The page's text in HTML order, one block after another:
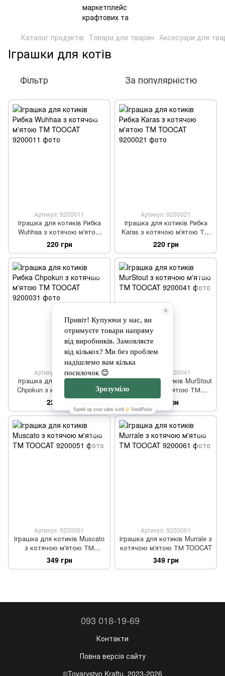
Каталог продуктів Товари для тварин Аксесуари для
Іграшки для котів
Фільтр За популярністю
Артикул: 9200011
Іграшка для котиків Рибка
Wuhhaa з котячою м'ятою
ТМ TOOCAT
220 грн
Артикул: 9200021
Іграшка для котиків Рибка
Karas з котячою м'ятою ТМ
TOOCAT
220 грн
Артикул: 9200031
Іграшка для котиків Рибка
Chpokun з котячою м'ятою
ТМ TOOCAT
220 грн
Артикул: 9200041
Іграшка для котиків MurStout
з котячою м'ятою ТМ
TOOCAT
349 грн
Артикул: 9200051
Іграшка для котиків Muscato
з котячою м'ятою ТМ
TOOCAT
349 грн
Артикул: 9200061
Іграшка для котиків Murrale з
котячою м'ятою ТМ TOOCAT
349 грн
093 018-19-69
Контакти
Повна версія сайту
©Tovarystvo Kraftu, 2023-2026